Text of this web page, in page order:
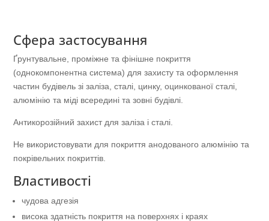
Сфера застосування
Ґрунтувальне, проміжне та фінішне покриття
(однокомпонентна система) для захисту та оформлення
частин будівель зі заліза, сталі, цинку, оцинкованої сталі,
алюмінію та міді всередині та зовні будівлі.
Антикорозійний захист для заліза і сталі.
Не використовувати для покриття анодованого алюмінію та
покрівельних покриттів.
Властивості
чудова адгезія
висока здатність покриття на поверхнях і краях